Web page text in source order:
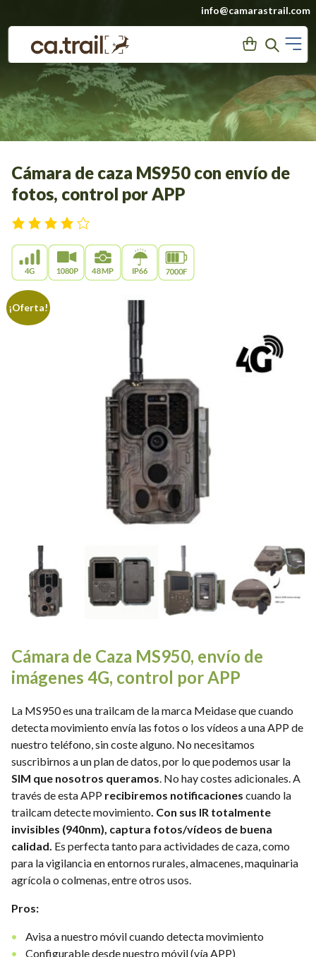
contenido
info@camarastrail.com
User Search
Cámara de caza MS950 con envío de
fotos, control por APP
¡Oferta!
Cámara de Caza MS950, envío de
imágenes 4G, control por APP
La MS950 es una trailcam de la marca Meidase que cuando
detecta movimiento envía las fotos o los vídeos a una APP de
nuestro teléfono, sin coste alguno. No necesitamos
suscribirnos a un plan de datos, por lo que podemos usar la
SIM que nosotros queramos . No hay costes adicionales. A
través de esta APP recibiremos notificaciones cuando la
trailcam detecte movimiento . Con sus IR totalmente
invisibles (940nm), captura fotos/vídeos de buena
calidad. Es perfecta tanto para actividades de caza, como
para la vigilancia en entornos rurales, almacenes, maquinaria
agrícola o colmenas, entre otros usos.
Pros:
Avisa a nuestro móvil cuando detecta movimiento
Configurable desde nuestro móvil (vía APP)